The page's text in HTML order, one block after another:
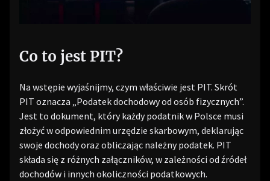
Co to jest PIT?
Na wstępie wyjaśnijmy, czym właściwie jest PIT. Skrót
PIT oznacza „Podatek dochodowy od osób fizycznych”.
Jest to dokument, który każdy podatnik w Polsce musi
złożyć w odpowiednim urzędzie skarbowym, deklarując
swoje dochody oraz obliczając należny podatek. PIT
składa się z różnych załączników, w zależności od źródeł
dochodów i innych okoliczności podatkowych.